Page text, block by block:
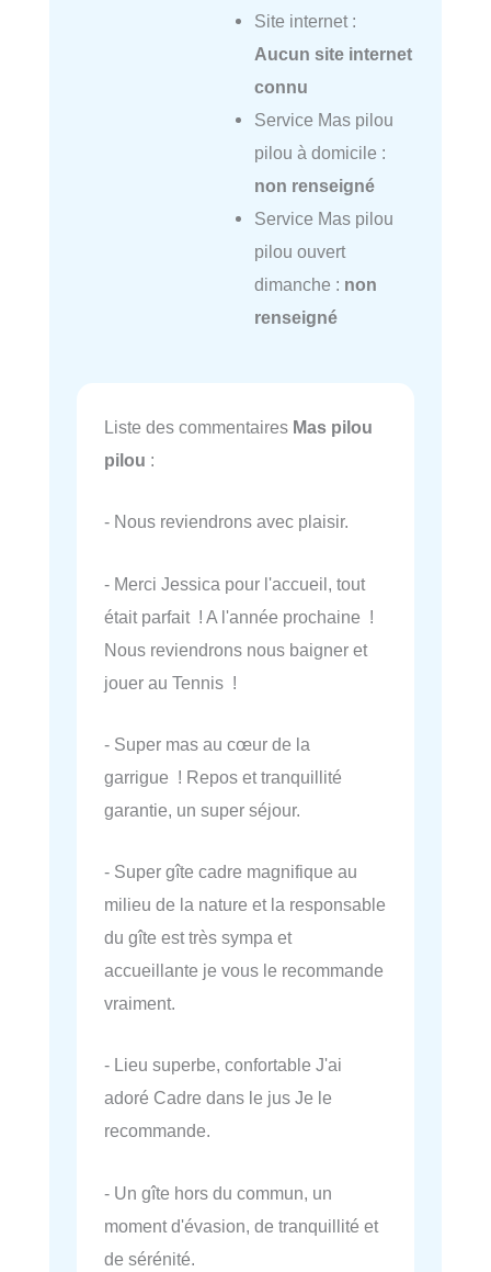
Site internet :
Aucun site internet
connu
Service Mas pilou
pilou à domicile :
non renseigné
Service Mas pilou
pilou ouvert
dimanche : non
renseigné
Liste des commentaires Mas pilou
pilou :
- Nous reviendrons avec plaisir.
- Merci Jessica pour l'accueil, tout
était parfait ! A l'année prochaine !
Nous reviendrons nous baigner et
jouer au Tennis !
- Super mas au cœur de la
garrigue ! Repos et tranquillité
garantie, un super séjour.
- Super gîte cadre magnifique au
milieu de la nature et la responsable
du gîte est très sympa et
accueillante je vous le recommande
vraiment.
- Lieu superbe, confortable J'ai
adoré Cadre dans le jus Je le
recommande.
- Un gîte hors du commun, un
moment d'évasion, de tranquillité et
de sérénité.